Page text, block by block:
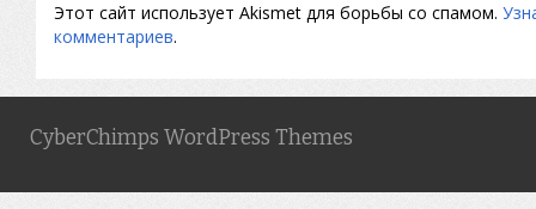
Этот сайт использует Akismet для борьбы со спамом.
комментариев.
CyberChimps WordPress Themes